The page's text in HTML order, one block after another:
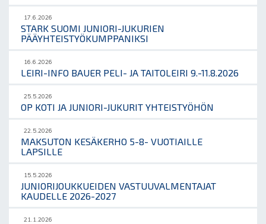
17.6.2026
STARK SUOMI JUNIORI-JUKURIEN
PÄÄYHTEISTYÖKUMPPANIKSI
16.6.2026
LEIRI-INFO BAUER PELI- JA TAITOLEIRI 9.-11.8.2026
25.5.2026
OP KOTI JA JUNIORI-JUKURIT YHTEISTYÖHÖN
22.5.2026
MAKSUTON KESÄKERHO 5-8- VUOTIAILLE
LAPSILLE
15.5.2026
JUNIORIJOUKKUEIDEN VASTUUVALMENTAJAT
KAUDELLE 2026-2027
21.1.2026